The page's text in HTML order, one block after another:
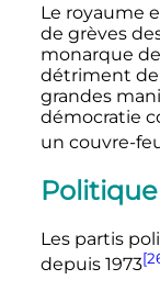
Le royaume
de grèves
monarque
détriment de
grandes
démocratie
un couvre-
Politique
Les partis
depuis 1973